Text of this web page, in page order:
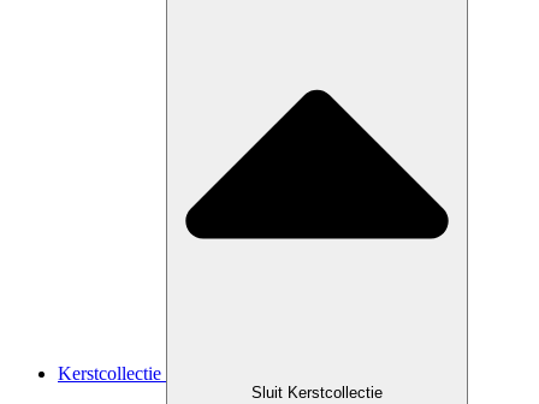
Kerstcollectie
Sluit Kerstcollectie